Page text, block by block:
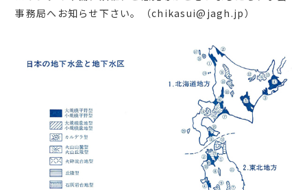
事務局へお知らせ下さい。（chikasui@jagh.jp）